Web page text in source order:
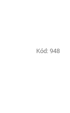
Kód: 948